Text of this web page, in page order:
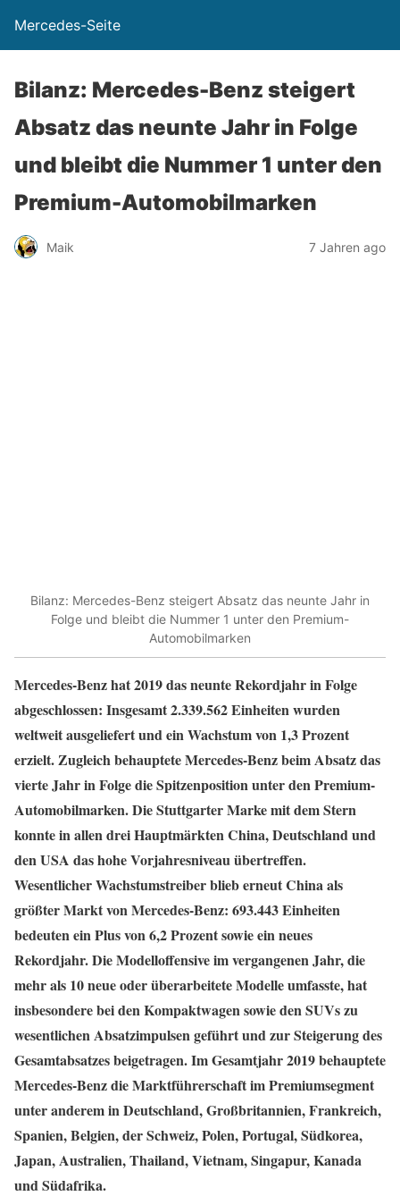
Mercedes-Seite
Bilanz: Mercedes-Benz steigert
Absatz das neunte Jahr in Folge
und bleibt die Nummer 1 unter den
Premium-Automobilmarken
Maik 7 Jahren ago
Bilanz: Mercedes-Benz steigert Absatz das neunte Jahr in
Folge und bleibt die Nummer 1 unter den Premium-
Automobilmarken
Mercedes-Benz hat 2019 das neunte Rekordjahr in Folge
abgeschlossen: Insgesamt 2.339.562 Einheiten wurden
weltweit ausgeliefert und ein Wachstum von 1,3 Prozent
erzielt. Zugleich behauptete Mercedes-Benz beim Absatz das
vierte Jahr in Folge die Spitzenposition unter den Premium-
Automobilmarken. Die Stuttgarter Marke mit dem Stern
konnte in allen drei Hauptmärkten China, Deutschland und
den USA das hohe Vorjahresniveau übertreffen.
Wesentlicher Wachstumstreiber blieb erneut China als
größter Markt von Mercedes-Benz: 693.443 Einheiten
bedeuten ein Plus von 6,2 Prozent sowie ein neues
Rekordjahr. Die Modelloffensive im vergangenen Jahr, die
mehr als 10 neue oder überarbeitete Modelle umfasste, hat
insbesondere bei den Kompaktwagen sowie den SUVs zu
wesentlichen Absatzimpulsen geführt und zur Steigerung des
Gesamtabsatzes beigetragen. Im Gesamtjahr 2019 behauptete
Mercedes-Benz die Marktführerschaft im Premiumsegment
unter anderem in Deutschland, Großbritannien, Frankreich,
Spanien, Belgien, der Schweiz, Polen, Portugal, Südkorea,
Japan, Australien, Thailand, Vietnam, Singapur, Kanada
und Südafrika.